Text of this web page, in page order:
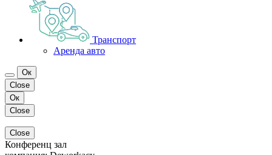
Транспорт
Аренда авто
Ок
Close
Ок
Close
Close
Конференц зал